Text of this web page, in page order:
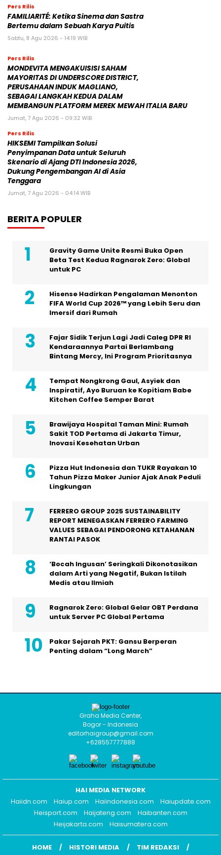
Pers Rilis
FAMILIARITÉ: Ketika Sinema dan Sastra
Bertemu dalam Sebuah Karya Puitis
Sabtu, 8 Agu 2026 - 14:19 WIB
Pers Rilis
MONDEVITA MENGAKUISISI SAHAM
MAYORITAS DI UNDERSCORE DISTRICT,
PERUSAHAAN INDUK MAGLIANO,
SEBAGAI LANGKAH KEDUA DALAM
MEMBANGUN PLATFORM MEREK MEWAH ITALIA BARU
Jumat, 7 Agu 2026 - 09:32 WIB
Pers Rilis
HIKSEMI Tampilkan Solusi
Penyimpanan Data untuk Seluruh
Skenario di Ajang DTI Indonesia 2026,
Dukung Pengembangan AI di Asia
Tenggara
Jumat, 7 Agu 2026 - 04:14 WIB
BERITA POPULER
Gravity Game Unite Resmi Buka Open
Beta Test Kedua Ragnarok Zero: Global
untuk PC
Hisense Hadirkan Pengalaman Menonton
FIFA World Cup 2026™ yang Lebih Seru dan
Imersif dari Rumah
Fajar Sidik Terjun Lagi Jadi Caleg DPR RI
Kendaraannya Partai Berlambang
Bintang Mercy, Ini Program Prioritasnya
Tempat Nongkrong Gaul, Asyiek dan
Inspiratif, Ayo Buruan ke Kopitiam Babe
Kitchen Coffee Semper Barat
Brawijaya Hospital Taman Mini: Rumah
Sakit TOD Pertama di Jakarta Timur,
Inovasi Kesehatan Urban
Pizza Hut Indonesia dan TUKR Rayakan 10
Tahun Pizza Maker Junior Ajak Anak Peduli
Lingkungan
FERRERO GROUP 2025 SUSTAINABILITY
REPORT MENEGASKAN FERRERO FARMING
VALUES SEBAGAI PENDORONG KETAHANAN
RANTAI PASOK
‘Bocah Ingusan’ Seringkali Dikonotasikan
dalam Arti yang Negatif, Bukan Istilah
Medis atau Ilmiah
Ragnarok Zero: Global Gelar OBT Perdana
untuk Server PC Global Pertama
Pakar Sejarah PKT: Gansu Berperan
Penting dalam “Long March”
Graha Media Center,
Bogor - Indonesia
editorhaigroup@gmail.com
+628557777888
HAI MEDIA NETWORK
Haiidn.com
Haiup.com Haiindonesia.com
Haiupdate.com
Heisport.com
Haijateng.com
Haibanten.com
Heijakarta.com
Haisumatera.com
HOME HISTORI MEDIA TIM REDAKSI